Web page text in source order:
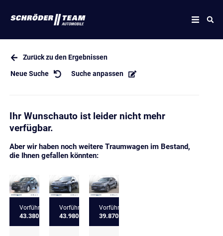
Zurück zu den Ergebnissen
Neue Suche Suche anpassen
Ihr Wunschauto ist leider nicht mehr
verfügbar.
Aber wir haben noch weitere Traumwagen im Bestand,
die Ihnen gefallen könnten:
Vorführfahrzeug
43.380 €
Vorführfahrzeug
43.980 €
Vorführfahrzeug
39.870 €